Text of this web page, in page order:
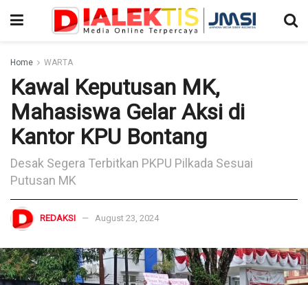
Home WARTA
Kawal Keputusan MK,
Mahasiswa Gelar Aksi di
Kantor KPU Bontang
Desak Segera Terbitkan PKPU Pilkada Sesuai
Putusan MK
REDAKSI August 23, 2024